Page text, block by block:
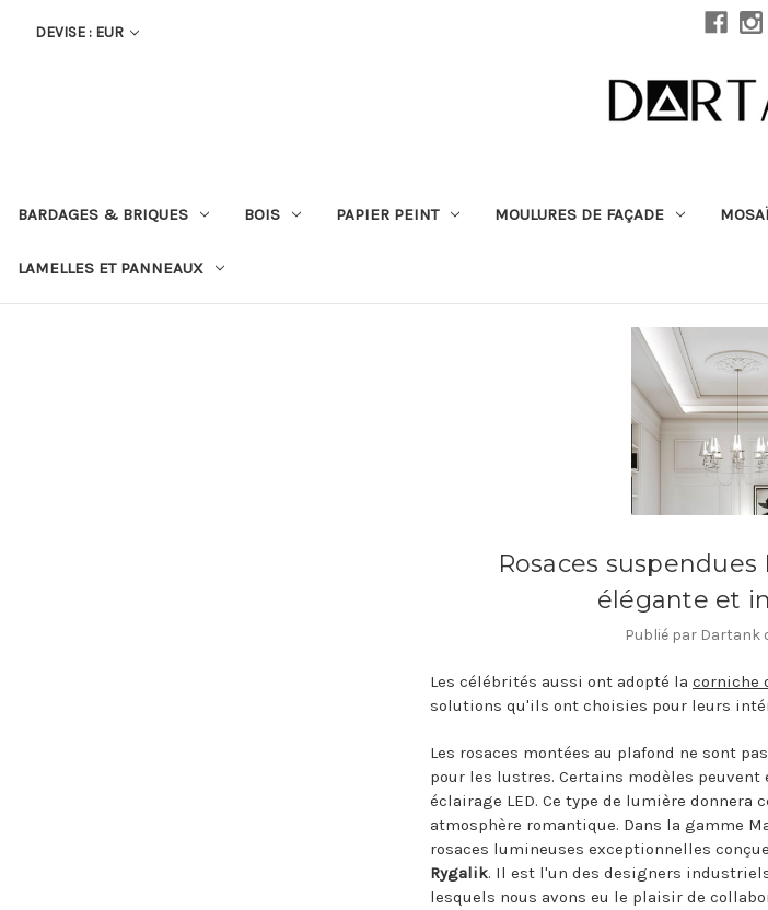
DEVISE : EUR
BARDAGES & BRIQUES BOIS PAPIER PEINT MOULURES DE FAÇADE
LAMELLES ET PANNEAUX
Rosaces
élégante et
Publié par Dartank
Les célébrités aussi ont adopté la corniche
solutions qu'ils ont choisies pour leurs
Les rosaces montées au plafond ne sont
pour les lustres. Certains modèles
éclairage LED. Ce type de lumière
atmosphère romantique. Dans la gamme
rosaces lumineuses exceptionnelles
Rygalik. Il est l'un des designers
lesquels nous avons eu le plaisir de